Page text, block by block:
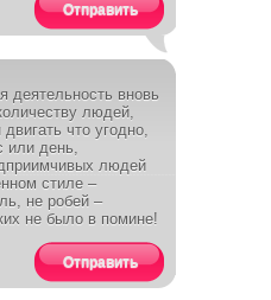
Отправить
деятельность вновь
людей,
что угодно,
или день,
людей
стиле –
не робей –
не было в помине!
Отправить